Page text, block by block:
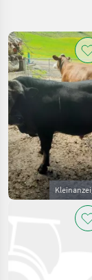
Kategorie 4
AKTUELLER
Rindermarkt
Weiss
Blaue
Belgier